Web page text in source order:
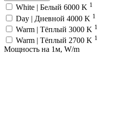
White | Белый 6000 K 1
Day | Дневной 4000 K 1
Warm | Тёплый 3000 K 1
Warm | Тёплый 2700 K 1
Мощность на 1м, W/m